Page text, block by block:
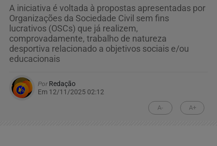
A iniciativa é voltada à propostas apresentadas por
Organizações da Sociedade Civil sem fins
lucrativos (OSCs) que já realizem,
comprovadamente, trabalho de natureza
desportiva relacionado a objetivos sociais e/ou
educacionais
PorRedação
Em 12/11/2025 02:12
A- A+